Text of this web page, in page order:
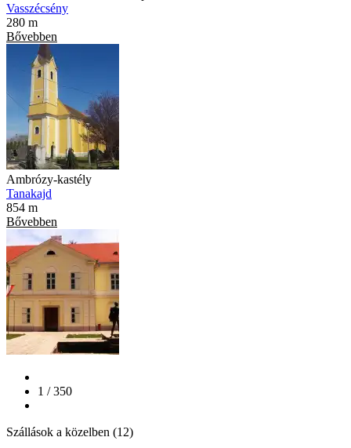
Vasszécsény
280 m
Bővebben
Ambrózy-kastély
Tanakajd
854 m
Bővebben
1 / 350
Szállások a közelben (12)